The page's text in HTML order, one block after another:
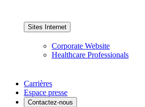
Sites Internet
Corporate Website
Healthcare Professionals
Carrières
Espace presse
Contactez-nous